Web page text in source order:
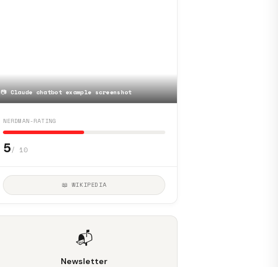
📷Claude chatbot example screenshot
NERDMAN-RATING
5/ 10
📖 WIKIPEDIA
📬
Newsletter